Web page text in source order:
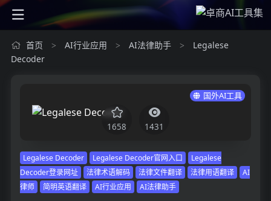
首页 > AI行业应用 > AI法律助手 >
Legalese
Decoder
国外AI工具
1658 1431
Legalese Decoder Legalese Decoder官网入口
Legalese
Decoder登录网址
法律术语解码 法律文件翻译 法律用语翻译
AI
律师
简明英语翻译 AI行业应用 AI法律助手